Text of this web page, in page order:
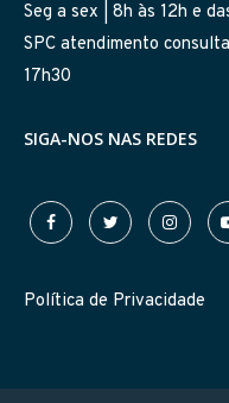
Seg a sex | 8h às 12h e
SPC atendimento
17h30
SIGA-NOS NAS REDES
Política de Privacidade